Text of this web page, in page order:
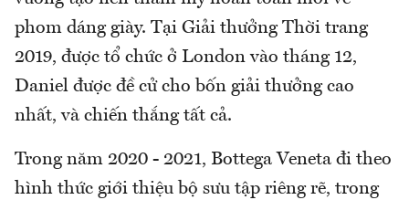
phom dáng giày. Tại Giải thưởng Thời trang
2019, được tổ chức ở London vào tháng 12,
Daniel được đề cử cho bốn giải thưởng cao
nhất, và chiến thắng tất cả.
Trong năm 2020 - 2021, Bottega Veneta đi theo
hình thức giới thiệu bộ sưu tập riêng rẽ, trong